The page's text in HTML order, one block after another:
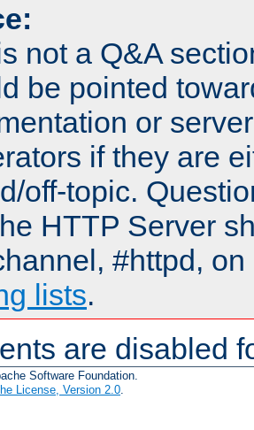
not a Q&A
be pointed
or
if they are
off-topic.
HTTP Server
#httpd,
lists.
are disabled
Software Foundation.
License, Version 2.0.